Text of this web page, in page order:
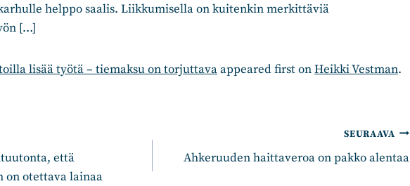
helppo saalis. Liikkumisella on kuitenkin merkittäviä
[…]
lisää työtä – tiemaksu on torjuttavaappeared first onHeikki Vestman.
että
on otettava lainaa
SEURAAVA
Ahkeruuden haittaveroa on pakko alentaa